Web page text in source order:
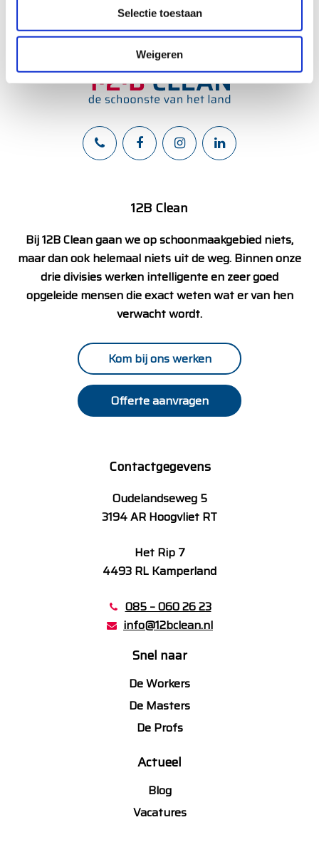
e
Selectie toestaan
Weigeren
12B Clean
Bij 12B Clean gaan we op schoonmaakgebied niets,
maar dan ook helemaal niets uit de weg. Binnen onze
drie divisies werken intelligente en zeer goed
opgeleide mensen die exact weten wat er van hen
verwacht wordt.
Kom bij ons werken
Offerte aanvragen
Contactgegevens
Oudelandseweg 5
3194 AR Hoogvliet RT
Het Rip 7
4493 RL Kamperland
085 – 060 26 23
info@12bclean.nl
Snel naar
De Workers
De Masters
De Profs
Actueel
Blog
Vacatures